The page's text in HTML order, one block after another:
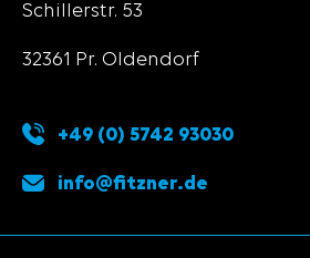
Schillerstr. 53
32361 Pr. Oldendorf
+49 (0) 5742 93030
info@fitzner.de